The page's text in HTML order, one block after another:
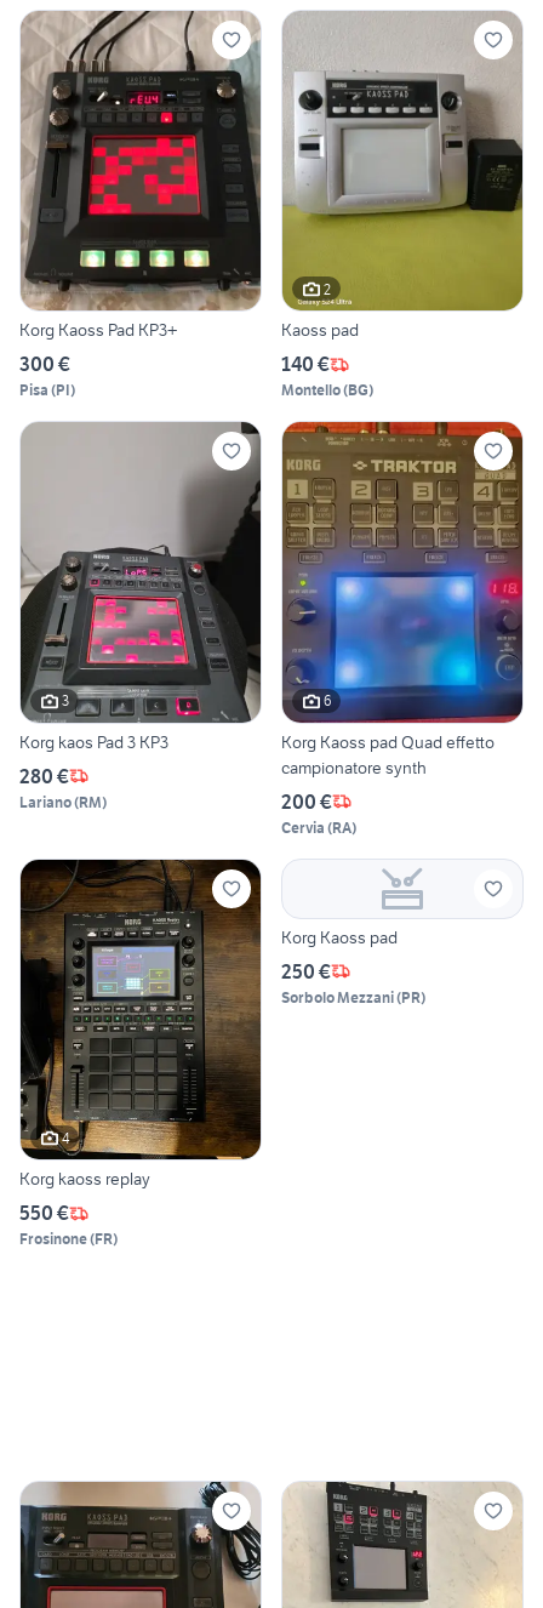
Korg Kaoss Pad KP3+
300 €
Pisa (PI)
2
Kaoss pad
140 €
Montello(BG)
3
Korg kaos Pad 3 KP3
280 €
Lariano(RM)
6
Korg Kaoss pad Quad effetto
campionatore synth
200 €
Cervia (RA)
4
Korg kaoss replay
550 €
Frosinone(FR)
Korg Kaoss pad
250 €
Sorbolo Mezzani(PR)